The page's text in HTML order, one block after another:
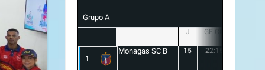
Grupo A
J GF:GC
1
Monagas SC B 15 22:15